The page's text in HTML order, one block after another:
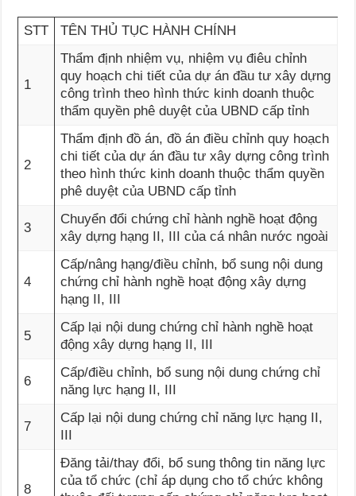
STT TÊN THỦ TỤC HÀNH CHÍNH
1
Thẩm định nhiệm vụ, nhiệm vụ điêu chỉnh
quy hoạch chi tiết của dự án đầu tư xây dựng
công trình theo hình thức kinh doanh thuộc
thẩm quyền phê duyệt của UBND cấp tỉnh
2
Thẩm định đồ án, đồ án điều chỉnh quy hoạch
chi tiết của dự án đầu tư xây dựng công trình
theo hình thức kinh doanh thuộc thẩm quyền
phê duyệt của UBND cấp tỉnh
3
Chuyển đổi chứng chỉ hành nghề hoạt động
xây dựng hạng II, III của cá nhân nước ngoài
4
Cấp/nâng hạng/điều chỉnh, bổ sung nội dung
chứng chỉ hành nghề hoạt động xây dựng
hạng II, III
5
Cấp lại nội dung chứng chỉ hành nghề hoạt
động xây dựng hạng II, III
6
Cấp/điều chỉnh, bổ sung nội dung chứng chỉ
năng lực hạng II, III
7
Cấp lại nội dung chứng chỉ năng lực hạng II,
III
8
Đăng tải/thay đổi, bổ sung thông tin năng lực
của tổ chức (chỉ áp dụng cho tổ chức không